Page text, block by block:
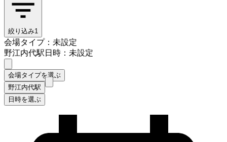
絞り込み1
会場タイプ：未設定
野江内代駅日時：未設定
会場タイプを選ぶ
野江内代駅
日時を選ぶ